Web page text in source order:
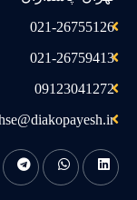
021-26755126
021-26759413
09123041272
hse@diakopayesh.ir